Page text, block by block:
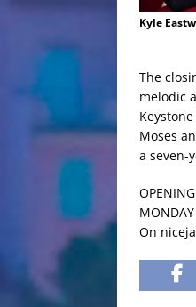
Kyle
The
melodic
Moses
a seven-
On